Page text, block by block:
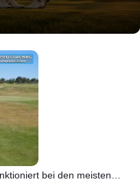
bei den meisten…